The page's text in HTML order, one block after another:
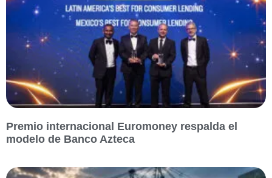
Premio internacional Euromoney respalda el
modelo de Banco Azteca